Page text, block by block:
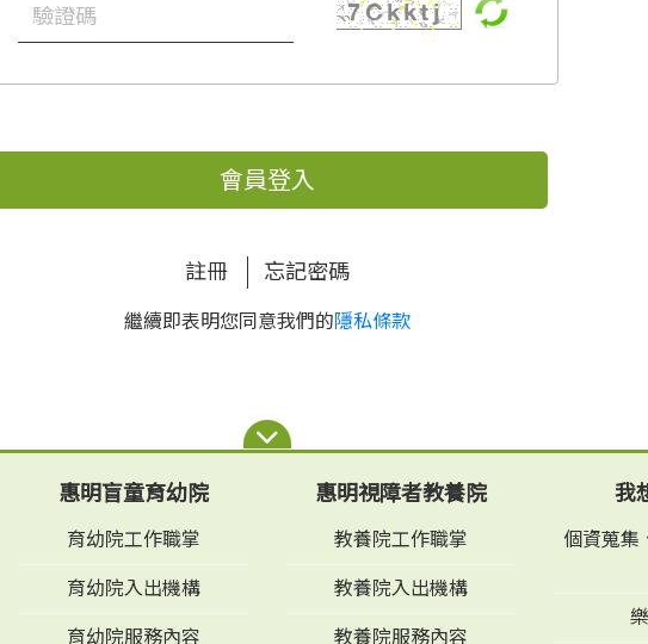
會員登入
註冊 忘記密碼
繼續即表明您同意我們的隱私條款
惠明盲童育幼院
育幼院工作職掌
育幼院入出機構
育幼院服務內容
惠明視障者教養院
教養院工作職掌
教養院入出機構
教養院服務內容
我
個資蒐集